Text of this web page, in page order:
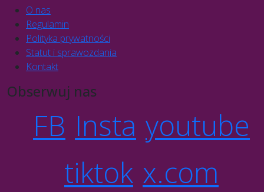
O nas
Regulamin
Polityka prywatności
Statut i sprawozdania
Kontakt
Obserwuj nas
FB Insta youtube
tiktok x.com